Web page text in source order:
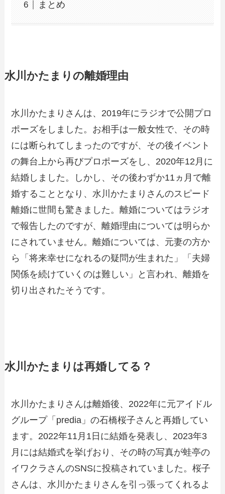
まとめ
水川かたまりの離婚理由
水川かたまりさんは、2019年にラジオで公開プロ
ポーズをしました。お相手は一般女性で、その時
には断られてしまったのですが、その後イベント
の舞台上から再びプロポーズをし、2020年12月に
結婚しました。しかし、その後わずか11ヵ月で離
婚することとなり、水川かたまりさんのスピード
離婚に世間も驚きました。離婚についてはラジオ
で報告したのですが、離婚理由については明らか
にされていません。離婚については、元妻の方か
ら「将来幸せになれるの疑問が生まれた」「夫婦
関係を続けていくのは難しい」と言われ、離婚を
切り出されたそうです。
水川かたまりは再婚してる？
水川かたまりさんは離婚後、2022年に元アイドル
グループ「predia」の石橋桜子さんと再婚してい
ます。2022年11月1日に結婚を発表し、2023年3
月には結婚式を挙げおり、その時の写真が蛙亭の
イワクラさんのSNSに投稿されていました。桜子
さんは、水川かたまりさんを引っ張ってくれるよ